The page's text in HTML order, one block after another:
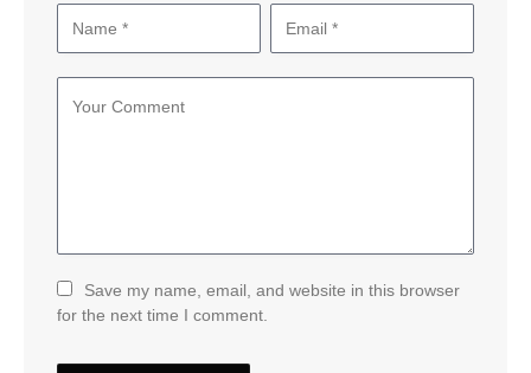
Save my name, email, and website in this browser
for the next time I comment.